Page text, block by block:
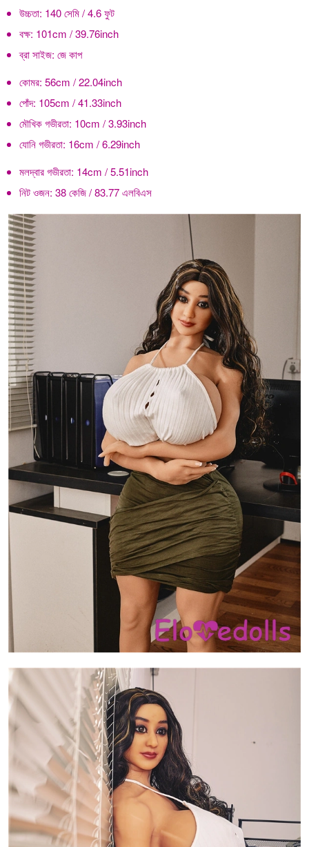
উচ্চতা: 140 সেমি / 4.6 ফুট
বক্ষ: 101cm / 39.76inch
ব্রা সাইজ: জে কাপ
কোমর: 56cm / 22.04inch
পোঁদ: 105cm / 41.33inch
মৌখিক গভীরতা: 10cm / 3.93inch
যোনি গভীরতা: 16cm / 6.29inch
মলদ্বার গভীরতা: 14cm / 5.51inch
নিট ওজন: 38 কেজি / 83.77 এলবিএস